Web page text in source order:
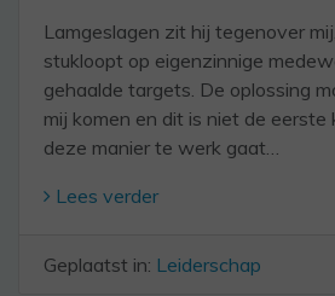
Lamgeslagen zit hij tegenover
stukloopt op eigenzinnige
gehaalde targets. De oplossing
mij komen en dit is niet de eerste
deze manier te werk gaat…
Lees verder
Geplaatst in: Leiderschap